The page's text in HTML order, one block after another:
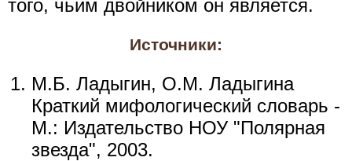
того, чьим двойником он является.
Источники:
М.Б. Ладыгин, О.М. Ладыгина
Краткий мифологический словарь -
М.: Издательство НОУ "Полярная
звезда", 2003.